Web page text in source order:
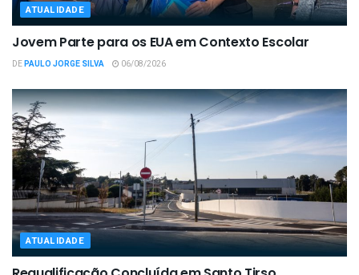
ATUALIDADE
Jovem Parte para os EUA em Contexto Escolar
DEPAULO JORGE SILVA 06/08/2026
ATUALIDADE